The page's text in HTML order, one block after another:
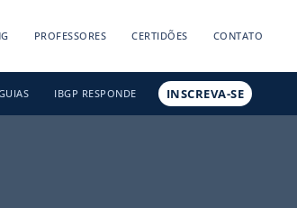
PROFESSORES CERTIDÕES CONTATO
IBGP RESPONDE INSCREVA-SE